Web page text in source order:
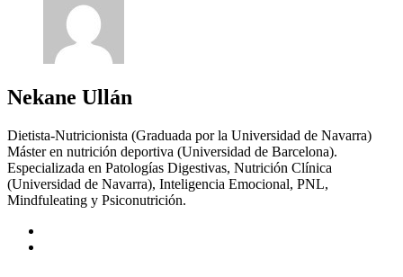
Nekane Ullán
Dietista-Nutricionista (Graduada por la Universidad de Navarra)
Máster en nutrición deportiva (Universidad de Barcelona).
Especializada en Patologías Digestivas, Nutrición Clínica
(Universidad de Navarra), Inteligencia Emocional, PNL,
Mindfuleating y Psiconutrición.